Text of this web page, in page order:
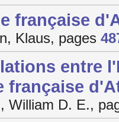
française
Klaus, pages
entre
française
William D. E.,